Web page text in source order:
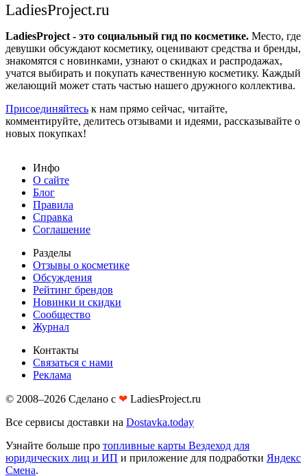
LadiesProject.ru
LadiesProject - это социальный гид по косметике. Место, где
девушки обсуждают косметику, оценивают средства и бренды,
знакомятся с новинками, узнают о скидках и распродажах,
учатся выбирать и покупать качественную косметику. Каждый
желающий может стать частью нашего дружного коллектива.
Присоединяйтесь к нам прямо сейчас, читайте,
комментируйте, делитесь отзывами и идеями, рассказывайте о
новых покупках!
Инфо
О сайте
Блог
Правила
Справка
Соглашение
Разделы
Отзывы о косметике
Обсуждения
Рейтинг брендов
Новинки и скидки
Сообщество
Журнал
Контакты
Связаться с нами
Реклама
© 2008–2026 Сделано с ❤︎ LadiesProject.ru
Все сервисы доставки на Dostavka.today
Узнайте больше про топливные карты Вездеход для
юридических лиц и ИП и приложение для подработки Яндекс
Смена.